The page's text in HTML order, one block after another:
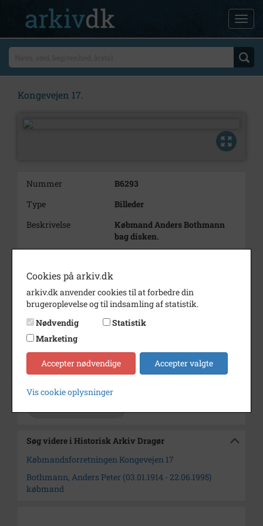
Kongevejen 17.
Nummer
B6293
Type
Billeder
Beskrivelse
Købmand Anders Bothmann
bag disken.
Dateringsnote
Fotograf
Ukendt
Se på kort
Type
Enhed
Dragør Sogn (1954-2050)
Søg videre i Historisk Arkiv Dragør
Købmandsforretningen Kongevejen 17
Bothmann, Anders Peter (03.01.1914 - 22.06.1995)
købmand
Cookies på arkiv.dk
arkiv.dk anvender cookies til at forbedre din
brugeroplevelse og til indsamling af statistik.
Nødvendig
Statistik
Marketing
Accepter nødvendige Accepter valgte
Vis cookie oplysninger